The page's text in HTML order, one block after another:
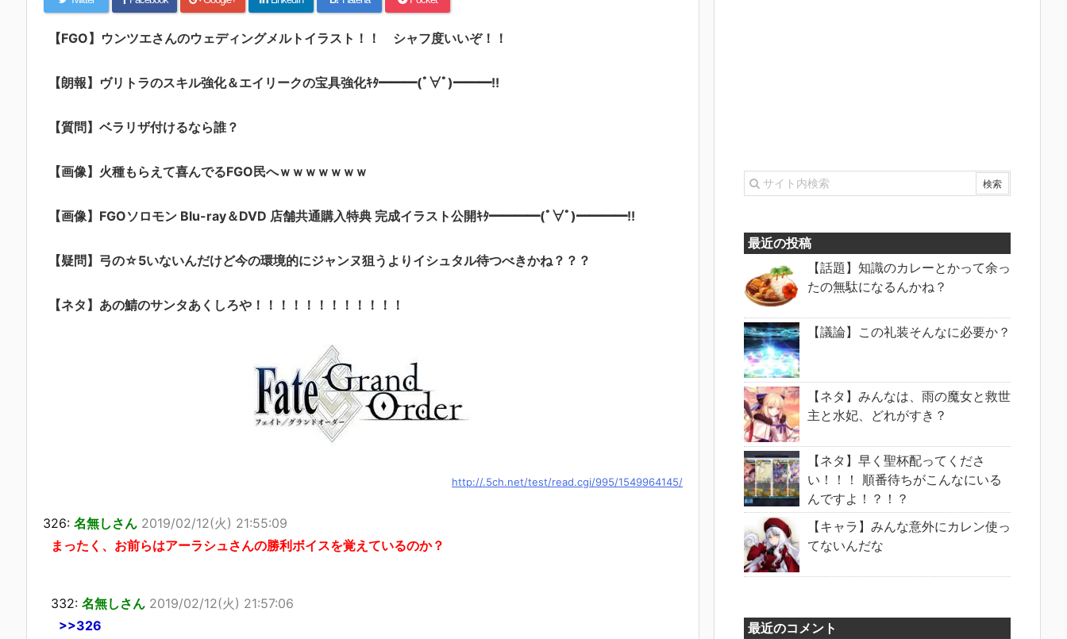
【FGO】ウンツエさんのウェディングメルトイラスト！！ シャフ度いいぞ！！
【朗報】ヴリトラのスキル強化＆エイリークの宝具強化ｷﾀ━━━(ﾟ∀ﾟ)━━━!!
【質問】ベラリザ付けるなら誰？
【画像】火種もらえて喜んでるFGO民へｗｗｗｗｗｗｗ
【画像】FGOソロモン Blu-ray＆DVD 店舗共通購入特典 完成イラスト公開ｷﾀ━━━━(ﾟ∀ﾟ)━━━━!!
【疑問】弓の☆5いないんだけど今の環境的にジャンヌ狙うよりイシュタル待つべきかね？？？
【ネタ】あの鯖のサンタあくしろや！！！！！！！！！！！！
http://.5ch.net/test/read.cgi/995/1549964145/
326: 名無しさん 2019/02/12(火) 21:55:09
まったく、お前らはアーラシュさんの勝利ボイスを覚えているのか？
332: 名無しさん 2019/02/12(火) 21:57:06
>>326
最近の投稿
【話題】知識のカレーとかって余っ
たの無駄になるんかね？
【議論】この礼装そんなに必要か？
【ネタ】みんなは、雨の魔女と救世
主と水妃、どれがすき？
【ネタ】早く聖杯配ってくださ
い！！！ 順番待ちがこんなにいる
んですよ！？！？
【キャラ】みんな意外にカレン使っ
てないんだな
最近のコメント